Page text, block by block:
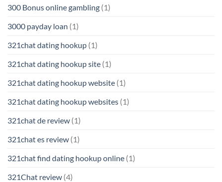
300 Bonus online gambling (1)
3000 payday loan (1)
321chat dating hookup (1)
321chat dating hookup site (1)
321chat dating hookup website (1)
321chat dating hookup websites (1)
321chat de review (1)
321chat es review (1)
321chat find dating hookup online (1)
321Chat review (4)